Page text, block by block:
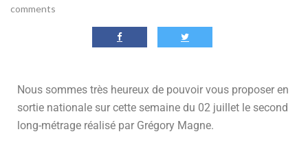
comments
Nous sommes très heureux de pouvoir vous proposer en
sortie nationale sur cette semaine du 02 juillet le second
long-métrage réalisé par Grégory Magne.